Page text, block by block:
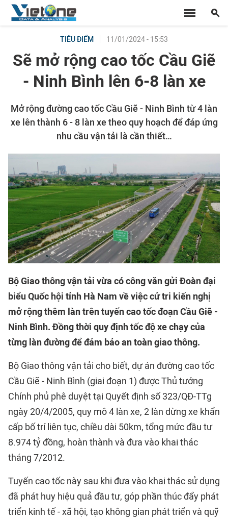
TIÊU ĐIỂM 11/01/2024 - 15:53
Sẽ mở rộng cao tốc Cầu Giẽ
- Ninh Bình lên 6-8 làn xe
Mở rộng đường cao tốc Cầu Giẽ - Ninh Bình từ 4 làn
xe lên thành 6 - 8 làn xe theo quy hoạch để đáp ứng
nhu cầu vận tải là cần thiết…
Bộ Giao thông vận tải vừa có công văn gửi Đoàn đại
biểu Quốc hội tỉnh Hà Nam về việc cử tri kiến nghị
mở rộng thêm làn trên tuyến cao tốc đoạn Cầu Giẽ -
Ninh Bình. Đồng thời quy định tốc độ xe chạy của
từng làn đường để đảm bảo an toàn giao thông.
Bộ Giao thông vận tải cho biết, dự án đường cao tốc
Cầu Giẽ - Ninh Bình (giai đoạn 1) được Thủ tướng
Chính phủ phê duyệt tại Quyết định số 323/QĐ-TTg
ngày 20/4/2005, quy mô 4 làn xe, 2 làn dừng xe khẩn
cấp bố trí liên tục, chiều dài 50km, tổng mức đầu tư
8.974 tỷ đồng, hoàn thành và đưa vào khai thác
tháng 7/2012.
Tuyến cao tốc này sau khi đưa vào khai thác sử dụng
đã phát huy hiệu quả đầu tư, góp phần thúc đẩy phát
triển kinh tế - xã hội, tạo không gian phát triển và quỹ